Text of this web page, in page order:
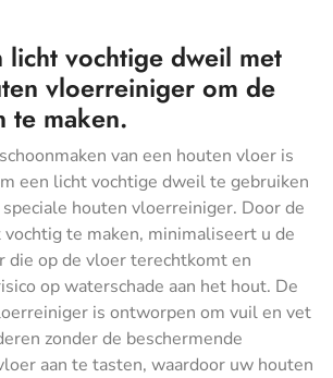
vochtige dweil met
vloerreiniger om de
te maken.
van een houten vloer is
een licht vochtige dweil te gebruiken
houten vloerreiniger. Door de
te maken, minimaliseert u de
die op de vloer terechtkomt en
op waterschade aan het hout. De
is ontworpen om vuil en vet
zonder de beschermende
aan te tasten, waardoor uw houten